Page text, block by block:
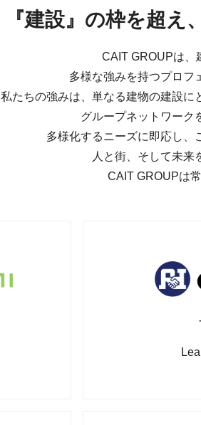
『建設』の枠を超え、
CAIT GROUPは、
多様な強みを持つプロフ
私たちの強みは、単なる建物の建設に
グループネットワーク
多様化するニーズに即応し、
人と街、そして未来
CAIT GROUPは